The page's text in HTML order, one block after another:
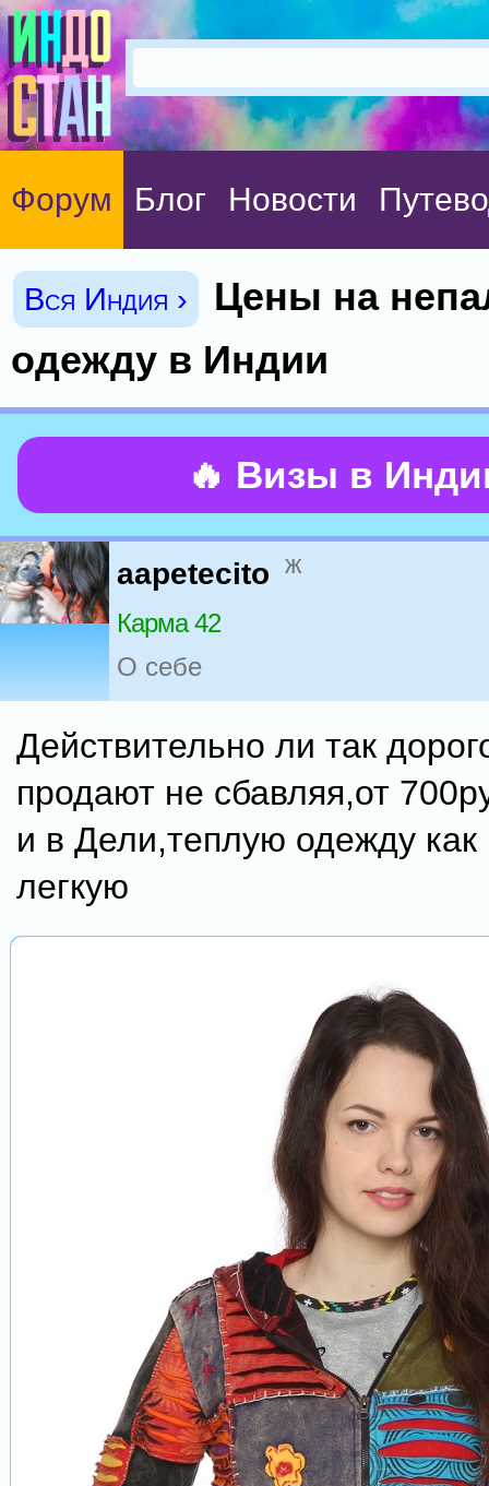
Форум Блог Новости
Вся Индия ›
Цены на
одежду в Индии
🔥 Визы в
aapetecito ж
Карма 42
О себе
Действительно ли так
продают не сбавляя,от
и в Дели,теплую одежду
легкую